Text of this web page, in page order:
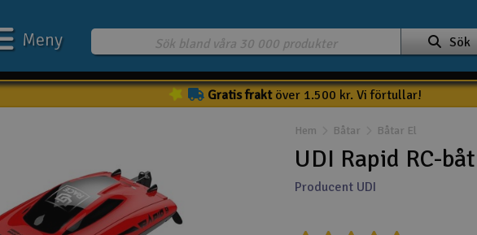
Sök
Meny
Gratis fraktöver 1.500 kr. Vi förtullar!
Hem Båtar Båtar El
UDI Rapid RC-
Producent UDI